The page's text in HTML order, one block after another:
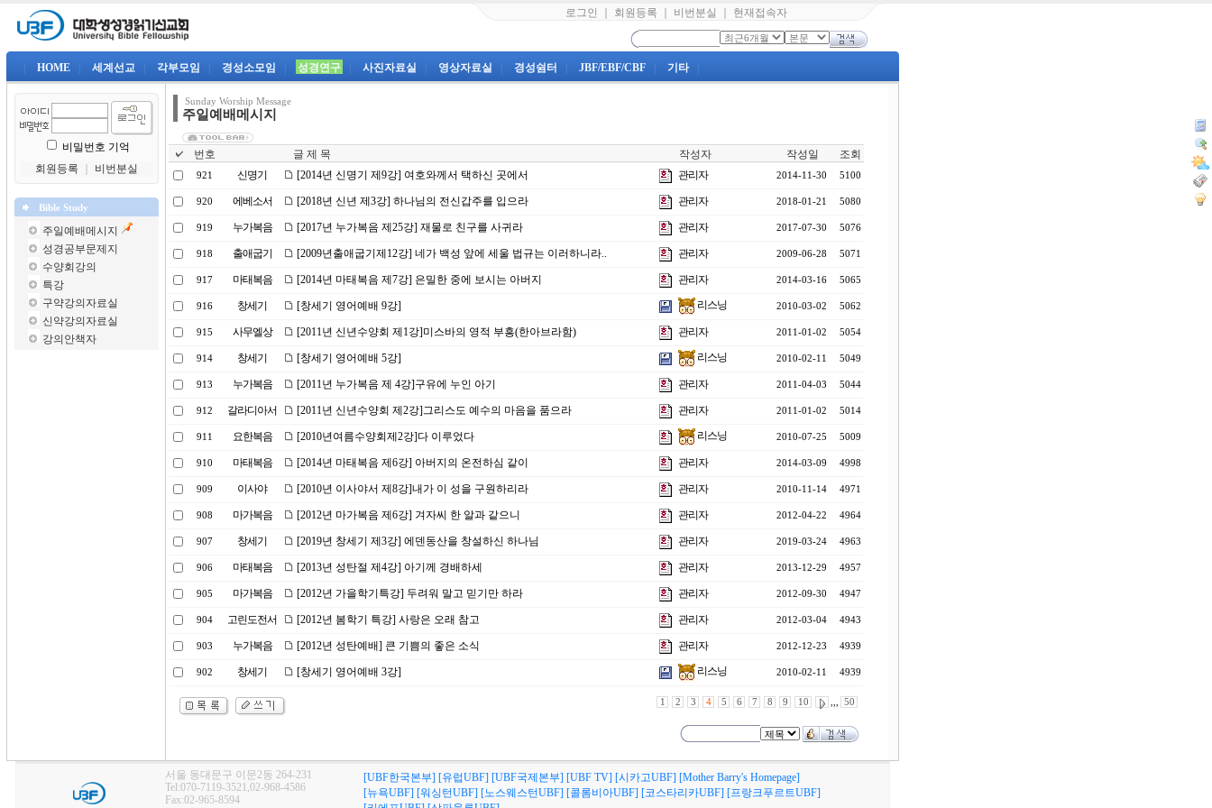
로그인 회원등록 비번분실 현재접속자
HOME 세계선교 각부모임 경성소모임 성경연구 사진자료실 영상자료실 경성쉼터 JBF/EBF/CBF 기타
비밀번호 기억
회원등록
비번분실
Bible Study
주일예배메시지
성경공부문제지
수양회강의
특강
구약강의자료실
신약강의자료실
강의안책자
Sunday Worship Message
주일예배메시지
번호 글 제 목 작성자 작성일 조회
921 신명기 [2014년 신명기 제9강] 여호와께서 택하신 곳에서 관리자 2014-11-30 5100
920 에베소서 [2018년 신년 제3강] 하나님의 전신갑주를 입으라 관리자 2018-01-21 5080
919 누가복음 [2017년 누가복음 제25강] 재물로 친구를 사귀라 관리자 2017-07-30 5076
918 출애굽기 [2009년출애굽기제12강] 네가 백성 앞에 세울 법규는 이러하니라.. 관리자 2009-06-28 5071
917 마태복음 [2014년 마태복음 제7강] 은밀한 중에 보시는 아버지 관리자 2014-03-16 5065
916 창세기 [창세기 영어예배 9강] 리스닝 2010-03-02 5062
915 사무엘상 [2011년 신년수양회 제1강]미스바의 영적 부흥(한아브라함) 관리자 2011-01-02 5054
914 창세기 [창세기 영어예배 5강] 리스닝 2010-02-11 5049
913 누가복음 [2011년 누가복음 제 4강]구유에 누인 아기 관리자 2011-04-03 5044
912 갈라디아서 [2011년 신년수양회 제2강]그리스도 예수의 마음을 품으라 관리자 2011-01-02 5014
911 요한복음 [2010년여름수양회제2강]다 이루었다 리스닝 2010-07-25 5009
910 마태복음 [2014년 마태복음 제6강] 아버지의 온전하심 같이 관리자 2014-03-09 4998
909 이사야 [2010년 이사야서 제8강]내가 이 성을 구원하리라 관리자 2010-11-14 4971
908 마가복음 [2012년 마가복음 제6강] 겨자씨 한 알과 같으니 관리자 2012-04-22 4964
907 창세기 [2019년 창세기 제3강] 에덴동산을 창설하신 하나님 관리자 2019-03-24 4963
906 마태복음 [2013년 성탄절 제4강] 아기께 경배하세 관리자 2013-12-29 4957
905 마가복음 [2012년 가을학기특강] 두려워 말고 믿기만 하라 관리자 2012-09-30 4947
904 고린도전서 [2012년 봄학기 특강] 사랑은 오래 참고 관리자 2012-03-04 4943
903 누가복음 [2012년 성탄예배] 큰 기쁨의 좋은 소식 관리자 2012-12-23 4939
902 창세기 [창세기 영어예배 3강] 리스닝 2010-02-11 4939
1 2 3 4 5 6 7 8 9 10 ,,, 50
서울 동대문구 이문2동 264-231
Tel:070-7119-3521,02-968-4586
Fax:02-965-8594
[UBF한국본부] [유럽UBF] [UBF국제본부] [UBF TV] [시카고UBF] [Mother Barry's Homepage]
[뉴욕UBF] [워싱턴UBF] [노스웨스턴UBF] [콜롬비아UBF] [코스타리카UBF] [프랑크푸르트UBF]